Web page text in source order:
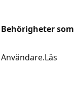
Behörigheter
Användare.Läs